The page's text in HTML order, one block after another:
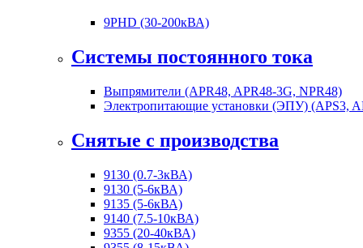
9PHD (30-200кВА)
Системы постоянного тока
Выпрямители (APR48, APR48-3G, NPR48)
Электропитающие установки (ЭПУ) (APS3,
Снятые с производства
9130 (0.7-3кВА)
9130 (5-6кВА)
9135 (5-6кВА)
9140 (7.5-10кВА)
9355 (20-40кВА)